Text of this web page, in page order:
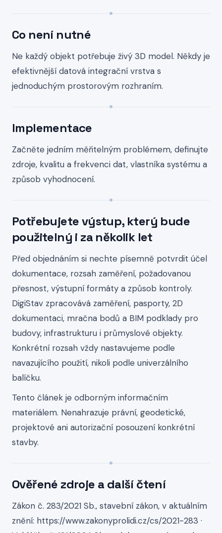
Co není nutné
Ne každý objekt potřebuje živý 3D model. Někdy je
efektivnější datová integrační vrstva s
jednoduchým prostorovým rozhraním.
Implementace
Začněte jedním měřitelným problémem, definujte
zdroje, kvalitu a frekvenci dat, vlastníka systému a
způsob vyhodnocení.
Potřebujete výstup, který bude
použitelný i za několik let
Před objednáním si nechte písemně potvrdit účel
dokumentace, rozsah zaměření, požadovanou
přesnost, výstupní formáty a způsob kontroly.
DigiStav zpracovává zaměření, pasporty, 2D
dokumentaci, mračna bodů a BIM podklady pro
budovy, infrastrukturu i průmyslové objekty.
Konkrétní rozsah vždy nastavujeme podle
navazujícího použití, nikoli podle univerzálního
balíčku.
Tento článek je odborným informačním
materiálem. Nenahrazuje právní, geodetické,
projektové ani autorizační posouzení konkrétní
stavby.
Ověřené zdroje a další čtení
Zákon č. 283/2021 Sb., stavební zákon, v aktuálním
znění: https://www.zakonyprolidi.cz/cs/2021-283 ·